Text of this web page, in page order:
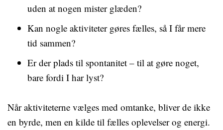
uden at nogen mister glæden?
Kan nogle aktiviteter gøres fælles, så I får mere
tid sammen?
Er der plads til spontanitet – til at gøre noget,
bare fordi I har lyst?
Når aktiviteterne vælges med omtanke, bliver de ikke
en byrde, men en kilde til fælles oplevelser og energi.